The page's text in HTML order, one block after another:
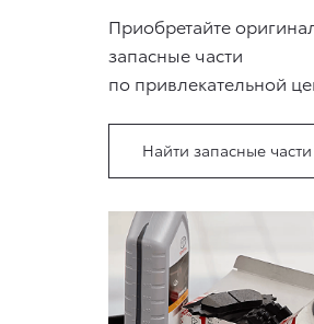
Приобретайте
запасные части
по привлекательной
Найти запасные части